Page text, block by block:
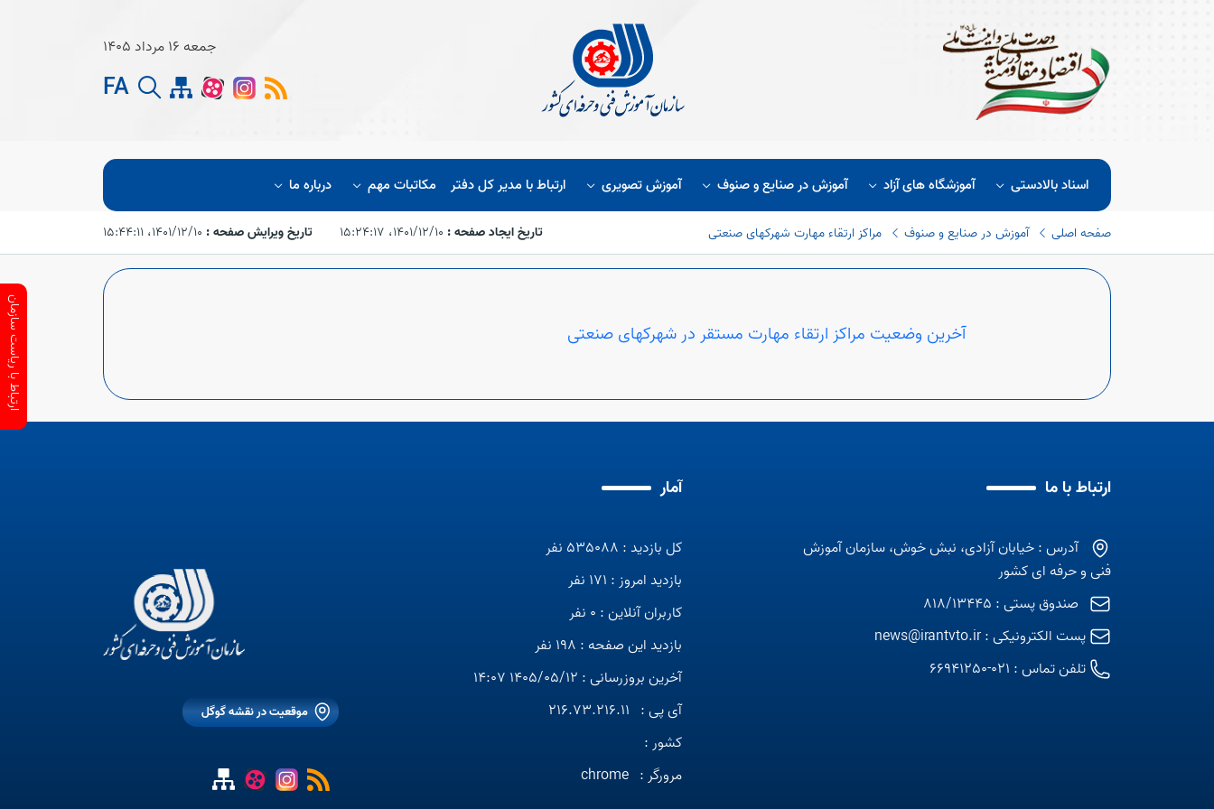
جمعه 16 مرداد 1405
FA
اسناد بالادستی آموزشگاه های آزاد آموزش در صنایع و صنوف آموزش تصویری ارتباط با مدیر کل دفتر مکاتبات مهم درباره ما
صفحه اصلی آموزش در صنایع و صنوف مراکز ارتقاء مهارت شهرکهای صنعتی تاریخ ایجاد صفحه : ۱۴۰۱/۱۲/۱۰،‏ ۱۵:۲۴:۱۷ تاریخ ویرایش صفحه : ۱۴۰۱/۱۲/۱۰،‏ ۱۵:۴۴:۱۱
آخرین وضعیت مراکز ارتقاء مهارت مستقر در شهرکهای صنعتی
ارتباط با ما
آدرس : خیابان آزادی، نبش خوش، سازمان آموزش
فنی و حرفه ای کشور
صندوق پستی : 818/13445
پست الکترونیکی :news@irantvto.ir
تلفن تماس : 021-66941250
آمار
کل بازدید : 535088 نفر
بازدید امروز : 171 نفر
کاربران آنلاین : 0 نفر
بازدید این صفحه : 198 نفر
آخرین بروزرسانی : 1405/05/12 14:07
آی پی : 216.73.216.11
کشور :
مرورگر : chrome
موقعیت در نقشه گوگل
ارتباط با ریاست سازمان